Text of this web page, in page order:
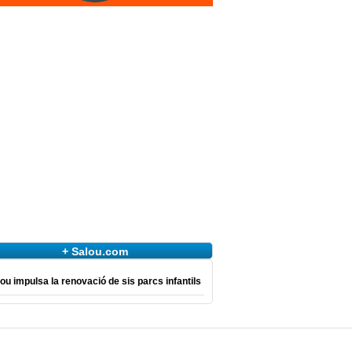
+ Salou.com
impulsa la renovació de sis parcs infantils